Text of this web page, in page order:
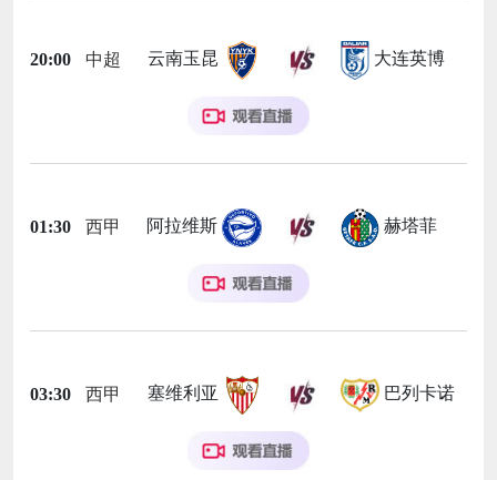
20:00 中超 云南玉昆 大连英博
01:30 西甲 阿拉维斯 赫塔菲
03:30 西甲 塞维利亚 巴列卡诺